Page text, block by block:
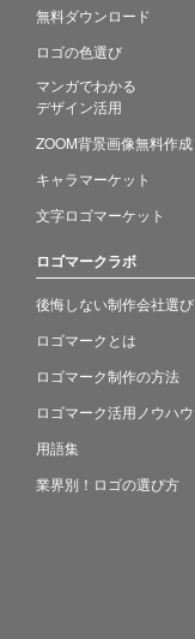
無料ダウンロード
ロゴの色選び
マンガでわかる
デザイン活用
ZOOM背景画像無料作成
キャラマーケット
文字ロゴマーケット
ロゴマークラボ
後悔しない制作会社選び
ロゴマークとは
ロゴマーク制作の方法
ロゴマーク活用ノウハウ
用語集
業界別！ロゴの選び方